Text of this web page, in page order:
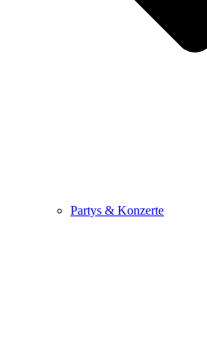
Partys & Konzerte